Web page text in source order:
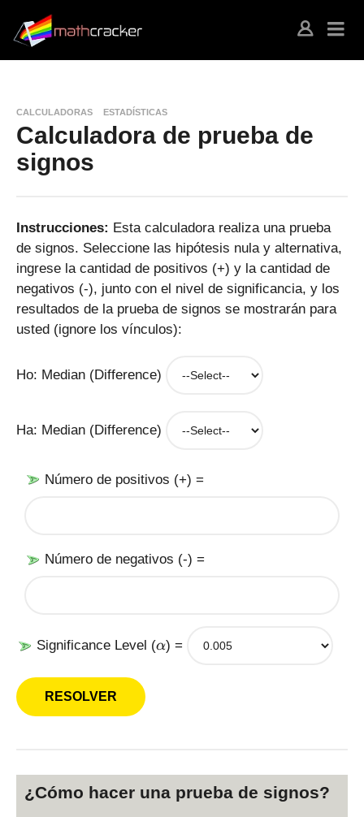
CALCULADORAS ESTADÍSTICAS
Calculadora de prueba de
signos
Instrucciones: Esta calculadora realiza una prueba
de signos. Seleccione las hipótesis nula y alternativa,
ingrese la cantidad de positivos (+) y la cantidad de
negativos (-), junto con el nivel de significancia, y los
resultados de la prueba de signos se mostrarán para
usted (ignore los vínculos):
Ho: Median (Difference)
Ha: Median (Difference)
Número de positivos (+) =
Número de negativos (-) =
Significance Level (a
α) =
¿Cómo hacer una prueba de signos?